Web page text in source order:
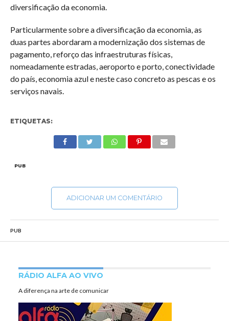
diversificação da economia.
Particularmente sobre a diversificação da economia, as
duas partes abordaram a modernização dos sistemas de
pagamento, reforço das infraestruturas físicas,
nomeadamente estradas, aeroporto e porto, conectividade
do país, economia azul e neste caso concreto as pescas e os
serviços navais.
ETIQUETAS:
PUB
ADICIONAR UM COMENTÁRIO
PUB
RÁDIO ALFA AO VIVO
A diferença na arte de comunicar